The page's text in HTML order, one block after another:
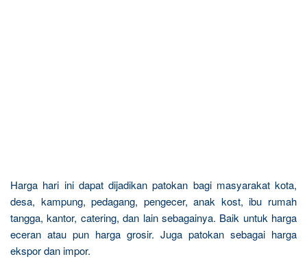
Harga hari ini dapat dijadikan patokan bagi masyarakat kota,
desa, kampung, pedagang, pengecer, anak kost, ibu rumah
tangga, kantor, catering, dan lain sebagainya. Baik untuk harga
eceran atau pun harga grosir. Juga patokan sebagai harga
ekspor dan impor.